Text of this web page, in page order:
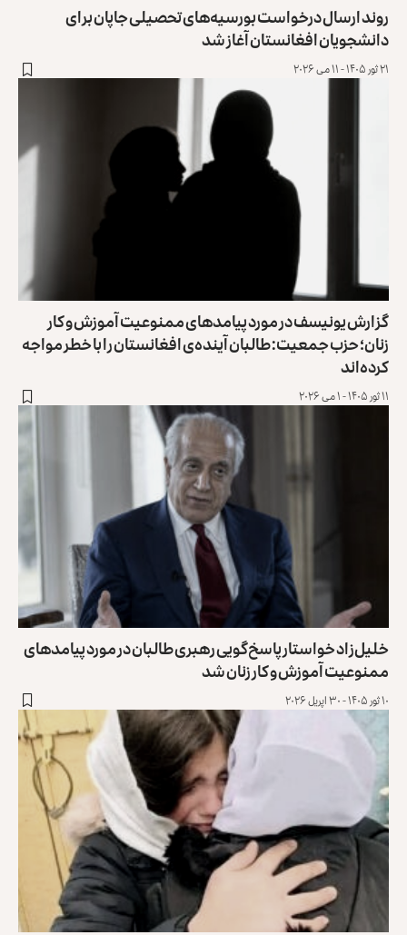
روند ارسال درخواست بورسیه‌های تحصیلی جاپان برای
دانشجویان افغانستان آغاز شد
۲۱ ثور ۱۴۰۵ - ۱۱ می ۲۰۲۶
گزارش یونیسف در مورد پیامدهای ممنوعیت آموزش و کار
زنان؛ حزب جمعیت: طالبان آینده‌ی افغانستان را با خطر مواجه
کرده‌اند
۱۱ ثور ۱۴۰۵ - ۱ می ۲۰۲۶
خلیل‌زاد خواستار پاسخ‌گویی رهبری طالبان در مورد پیامدهای
ممنوعیت آموزش و کار زنان شد
۱۰ ثور ۱۴۰۵ - ۳۰ اپریل ۲۰۲۶